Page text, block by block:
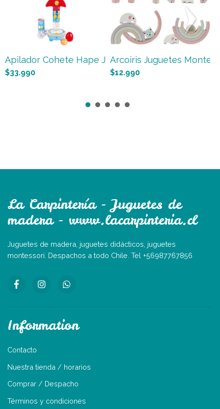
Apilador Cohete Hape Juguet...
$33.990
Arcoiris Juguetes
$12.990
La Carpintería - Juguetes de
madera - www.lacarpinteria.cl
Juguetes de madera, juguetes didácticos, juguetes
montessori. Despachos a todo Chile. Tel +56987767856
Information
Contacto
Nuestra tienda / horarios
Comprar / Despacho
Términos y condiciones